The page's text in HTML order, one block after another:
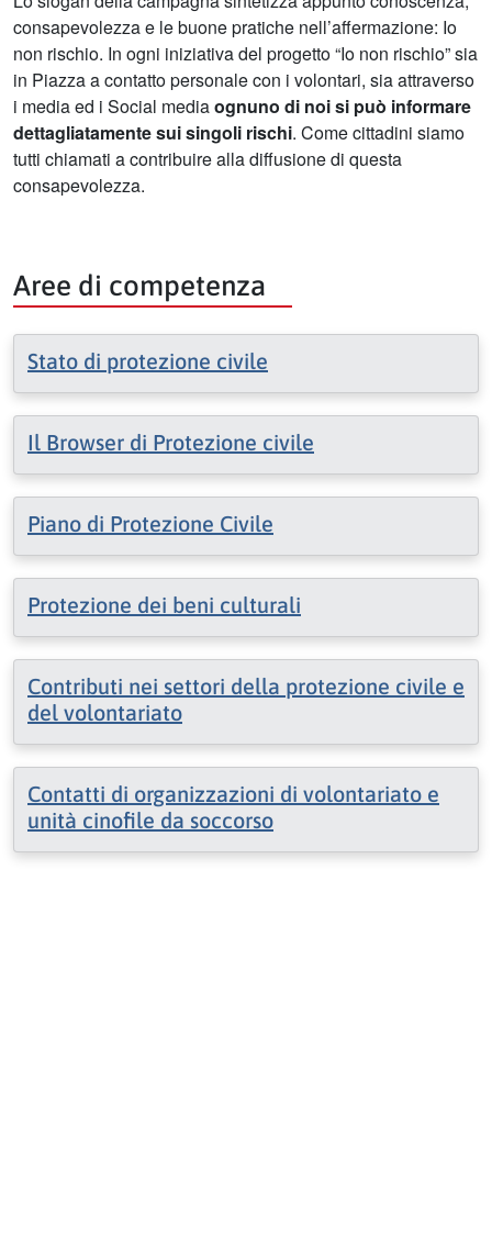
consapevolezza e le buone pratiche nell’affermazione: Io
non rischio. In ogni iniziativa del progetto “Io non rischio” sia
in Piazza a contatto personale con i volontari, sia attraverso
i media ed i Social mediaognuno di noi si può informare
dettagliatamente sui singoli rischi. Come cittadini siamo
tutti chiamati a contribuire alla diffusione di questa
consapevolezza.
Aree di competenza
Stato di protezione civile
Il Browser di Protezione civile
Piano di Protezione Civile
Protezione dei beni culturali
Contributi nei settori della protezione civile e
del volontariato
Contatti di organizzazioni di volontariato e
unità cinofile da soccorso